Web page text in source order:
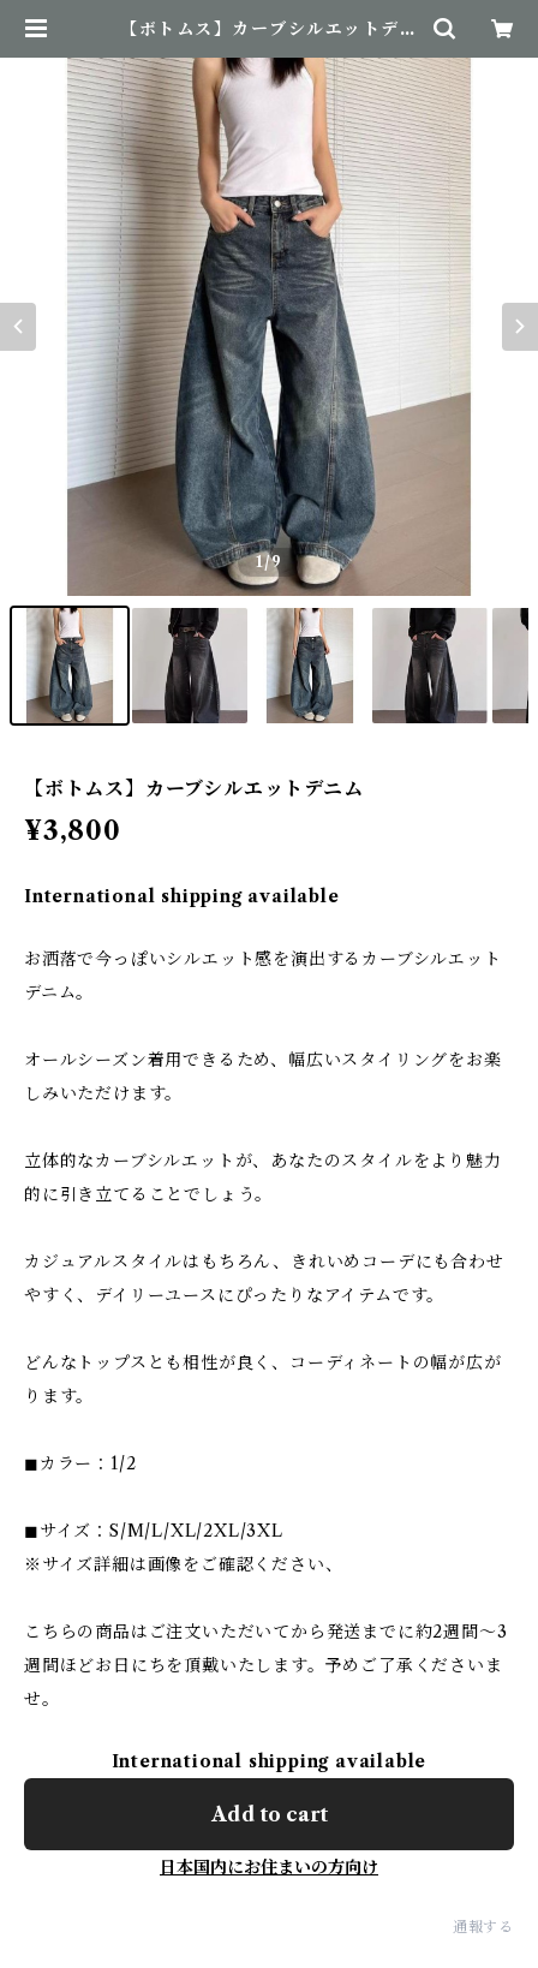
【ボトムス】カーブシルエットデニ
1/9
【ボトムス】カーブシルエットデニム
¥3,800
International shipping available
お洒落で今っぽいシルエット感を演出するカーブシルエット
デニム。
オールシーズン着用できるため、幅広いスタイリングをお楽
しみいただけます。
立体的なカーブシルエットが、あなたのスタイルをより魅力
的に引き立てることでしょう。
カジュアルスタイルはもちろん、きれいめコーデにも合わせ
やすく、デイリーユースにぴったりなアイテムです。
どんなトップスとも相性が良く、コーディネートの幅が広が
ります。
◼︎カラー：1/2
◼︎サイズ：S/M/L/XL/2XL/3XL
※サイズ詳細は画像をご確認ください、
こちらの商品はご注文いただいてから発送までに約2週間〜3
週間ほどお日にちを頂戴いたします。予めご了承くださいま
せ。
International shipping available
Add to cart
日本国内にお住まいの方向け
通報する